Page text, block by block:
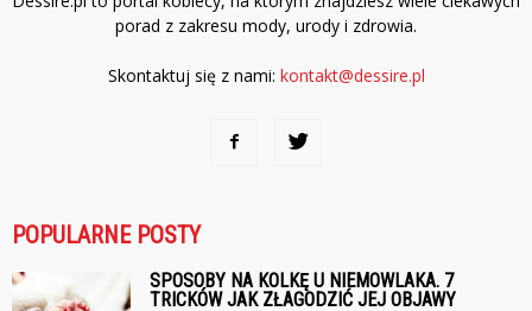
porad z zakresu mody, urody i zdrowia.
Skontaktuj się z nami: kontakt@dessire.pl
POPULARNE POSTY
SPOSOBY NA KOLKĘ U NIEMOWLAKA. 7
TRICKÓW JAK ZŁAGODZIĆ JEJ OBJAWY